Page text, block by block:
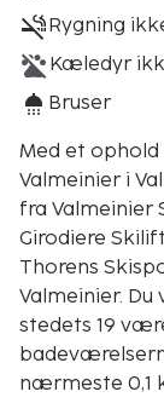
Rygning
Kæledyr
Bruser
Med et ophold
Valmeinier i
fra Valmeinier
Girodiere Skilift. Dette hotel ligger 43,3 km fra
Thorens
Valmeinier.
stedets 19
nærmeste 0,1